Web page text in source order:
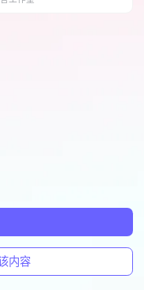
内容